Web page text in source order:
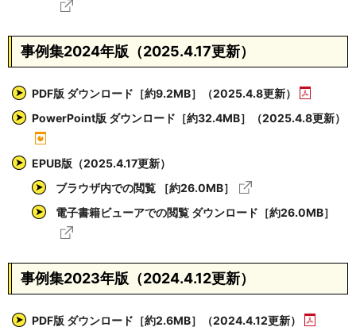
事例集2024年版（2025.4.17更新）
PDF版 ダウンロード［約9.2MB］（2025.4.8更新）
PowerPoint版 ダウンロード［約32.4MB］（2025.4.8更新）
EPUB版（2025.4.17更新）
ブラウザ内での閲覧 ［約26.0MB］
電子書籍ビューアでの閲覧 ダウンロード［約26.0MB］
事例集2023年版（2024.4.12更新）
PDF版 ダウンロード［約2.6MB］（2024.4.12更新）